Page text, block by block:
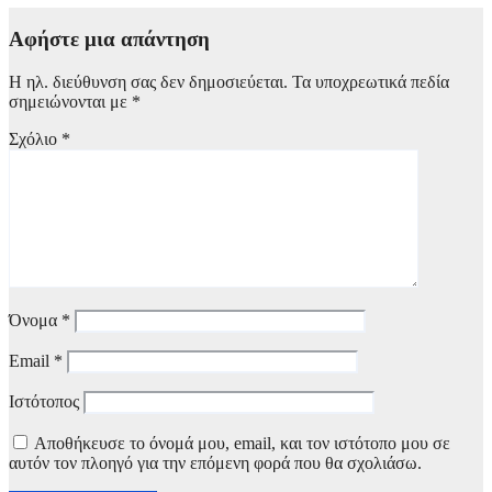
Αφήστε μια απάντηση
Η ηλ. διεύθυνση σας δεν δημοσιεύεται. Τα υποχρεωτικά πεδία
σημειώνονται με *
Σχόλιο *
Όνομα *
Email *
Ιστότοπος
Αποθήκευσε το όνομά μου, email, και τον ιστότοπο μου σε
αυτόν τον πλοηγό για την επόμενη φορά που θα σχολιάσω.